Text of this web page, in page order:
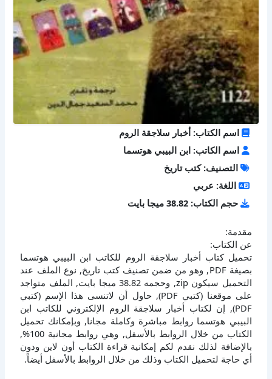
اسم الكتاب: أخبار سلاجقة الروم
اسم الكاتب: ابن البيبي هوتسما
التصنيف: كتب تاريخ
اللغة: عربي
حجم الكتاب: 38.82 ميجا بايت
مقدمة:
عن الكتاب:
تحميل كتاب أخبار سلاجقة الروم للكاتب ابن البيبي هوتسما
بصيغة PDF, وهو من ضمن تصنيف كتب تاريخ, نوع الملف عند
التحميل سيكون zip, وحجمه 38.82 ميجا بايت, الملف متواجد
على موقعنا (كتبي PDF), حاول أن لاتنسى هذا الإسم (كتبي
PDF), إن لكتاب أخبار سلاجقة الروم الإلكتروني للكاتب ابن
البيبي هوتسما روابط مباشرة وكاملة مجانا, وبإمكانك تحميل
الكتاب من خلال الروابط بالأسفل, وهي روابط مجانية 100%,
بالإضافة لذلك نقدم لكم إمكانية قراءة الكتاب أون لاين ودون
أي حاجة لتحميل الكتاب وذلك من خلال الروابط بالأسفل أيضاً.